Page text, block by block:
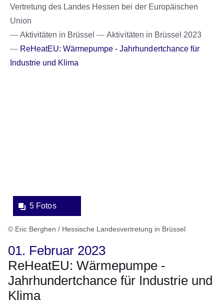
Vertretung des Landes Hessen bei der Europäischen
Union
Aktivitäten in Brüssel
Aktivitäten in Brüssel 2023
ReHeatEU: Wärmepumpe - Jahrhundertchance für
Industrie und Klima
5 Fotos
© Eric Berghen / Hessische Landesvertretung in Brüssel
01. Februar 2023
ReHeatEU: Wärmepumpe -
Jahrhundertchance für Industrie und
Klima